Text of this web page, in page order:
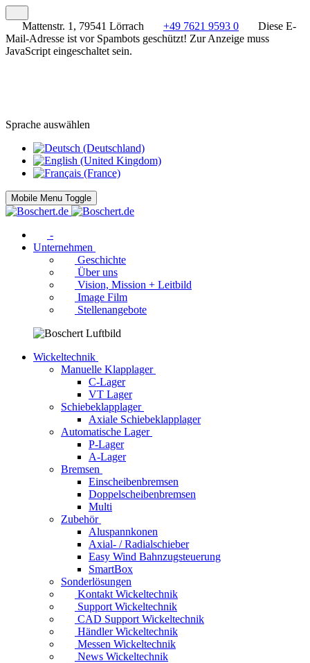
Mattenstr. 1, 79541 Lörrach +49 7621 9593 0
Diese E-
Mail-Adresse ist vor Spambots geschützt! Zur Anzeige muss
JavaScript eingeschaltet sein.
Sprache auswählen
Mobile Menu Toggle
-
Unternehmen
Geschichte
Über uns
Vision, Mission + Leitbild
Image Film
Stellenangebote
Wickeltechnik
Manuelle Klapplager
C-Lager
VT Lager
Schiebeklapplager
Axiale Schiebeklapplager
Automatische Lager
P-Lager
A-Lager
Bremsen
Einscheibenbremsen
Doppelscheibenbremsen
Multi
Zubehör
Aluspannkonen
Axial- / Radialschieber
Easy Wind Bahnzugsteuerung
SmartBox
Sonderlösungen
Kontakt Wickeltechnik
Support Wickeltechnik
CAD Support Wickeltechnik
Händler Wickeltechnik
Messen Wickeltechnik
News Wickeltechnik